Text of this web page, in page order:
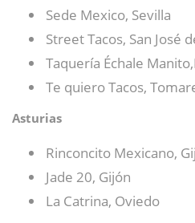
Sede Mexico, Sevilla
Street Tacos, San José
Taquería Échale
Te quiero Tacos,
Asturias
Rinconcito Mexicano,
Jade 20, Gijón
La Catrina, Oviedo